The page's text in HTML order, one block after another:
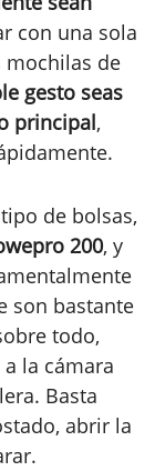
con una sola
mochilas de
gesto seas
principal,
de bolsas,
200, y
son bastante
todo,
la cámara
Basta
abrir la